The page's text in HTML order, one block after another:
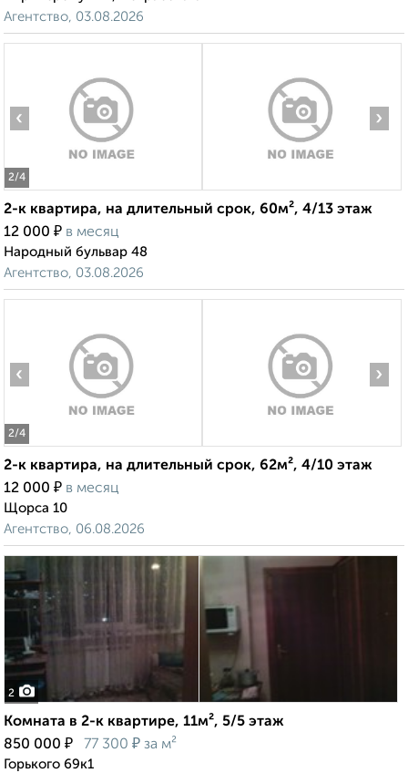
Агентство, 03.08.2026
2/4
‹ ›
2-к квартира, на длительный срок, 60м², 4/13 этаж
12 000 ₽ в месяц
Народный бульвар 48
Агентство, 03.08.2026
2/4
‹ ›
2-к квартира, на длительный срок, 62м², 4/10 этаж
12 000 ₽ в месяц
Щорса 10
Агентство, 06.08.2026
2
Комната в 2-к квартире, 11м², 5/5 этаж
850 000 ₽ 77 300 ₽ за м²
Горького 69к1